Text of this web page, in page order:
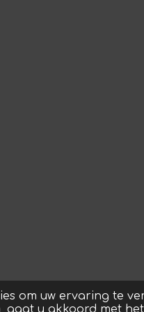
om uw ervaring te
gaat u akkoord met